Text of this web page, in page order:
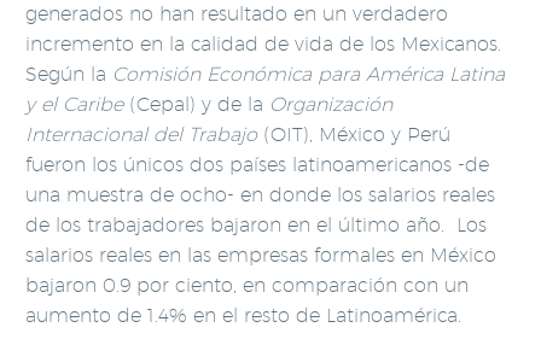
generados no han resultado en un verdadero
incremento en la calidad de vida de los Mexicanos.
Según la Comisión Económica para América Latina
y el Caribe(Cepal) y de la Organización
Internacional del Trabajo(OIT), México y Perú
fueron los únicos dos países latinoamericanos -de
una muestra de ocho- en donde los salarios reales
de los trabajadores bajaron en el último año. Los
salarios reales en las empresas formales en México
bajaron 0.9 por ciento, en comparación con un
aumento de 1.4% en el resto de Latinoamérica.